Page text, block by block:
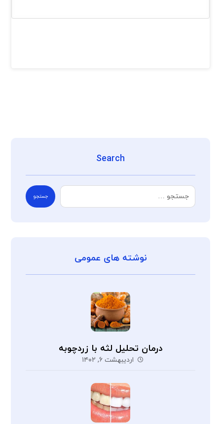
Search
جستجو
نوشته های عمومی
درمان تحلیل لثه با زردچوبه
اردیبهشت ۶, ۱۴۰۲